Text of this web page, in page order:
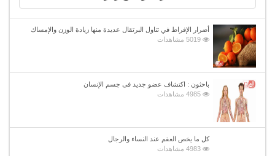
أضرار الإفراط في تناول البرتقال عديدة منها زيادة الوزن والإمساك
5019 مشاهدات
باحثون : اكتشاف عضو جديد فى جسم الإنسان
4985 مشاهدات
كل ما يخص العقم عند النساء والرجال
4983 مشاهدات